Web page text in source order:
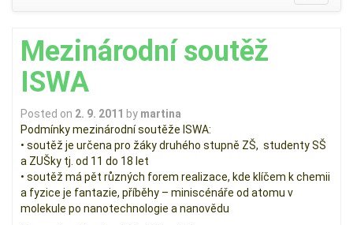
Mezinárodní soutěž
ISWA
Posted on 2. 9. 2011 by martina
Podmínky mezinárodní soutěže ISWA:
• soutěž je určena pro žáky druhého stupně ZŠ, studenty SŠ
a ZUŠky tj. od 11 do 18 let
• soutěž má pět různých forem realizace, kde klíčem k chemii
a fyzice je fantazie, příběhy – miniscénáře od atomu v
molekule po nanotechnologie a nanovědu